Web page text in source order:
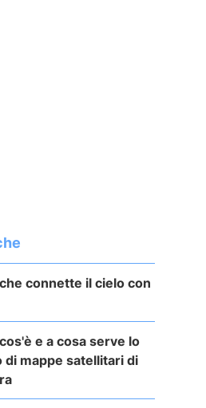
connette il cielo con
e a cosa serve lo
mappe satellitari di